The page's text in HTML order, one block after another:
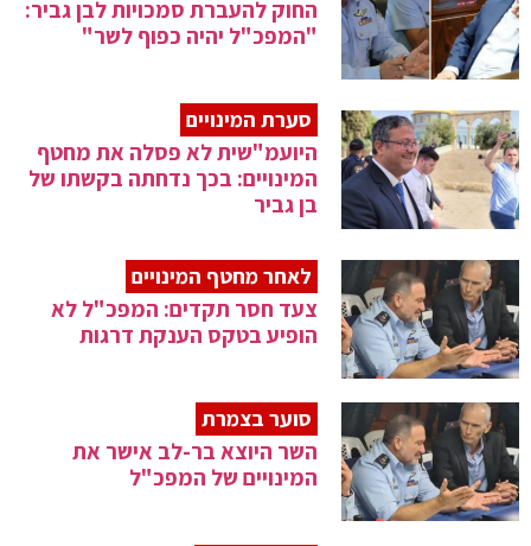
החוק להעברת סמכויות לבן גביר:
"המפכ"ל יהיה כפוף לשר"
סערת המינויים
היועמ"שית לא פסלה את מחטף
המינויים: בכך נדחתה בקשתו של
בן גביר
לאחר מחטף המינויים
צעד חסר תקדים: המפכ"ל לא
הופיע בטקס הענקת דרגות
סוער בצמרת
השר היוצא בר-לב אישר את
המינויים של המפכ"ל